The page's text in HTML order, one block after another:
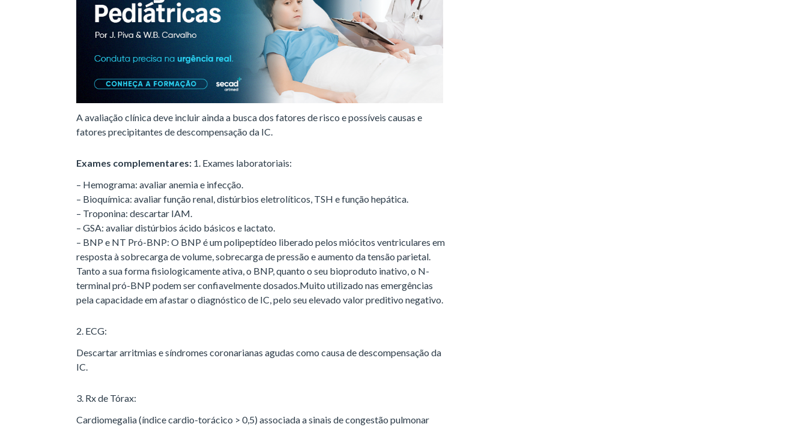
A avaliação clínica deve incluir ainda a busca dos fatores de risco e possíveis causas e
fatores precipitantes de descompensação da IC.
Exames complementares: 1. Exames laboratoriais:
– Hemograma: avaliar anemia e infecção.
– Bioquímica: avaliar função renal, distúrbios eletrolíticos, TSH e função hepática.
– Troponina: descartar IAM.
– GSA: avaliar distúrbios ácido básicos e lactato.
– BNP e NT Pró-BNP: O BNP é um polipeptídeo liberado pelos miócitos ventriculares em
resposta à sobrecarga de volume, sobrecarga de pressão e aumento da tensão parietal.
Tanto a sua forma fisiologicamente ativa, o BNP, quanto o seu bioproduto inativo, o N-
terminal pró-BNP podem ser confiavelmente dosados.Muito utilizado nas emergências
pela capacidade em afastar o diagnóstico de IC, pelo seu elevado valor preditivo negativo.
2. ECG:
Descartar arritmias e síndromes coronarianas agudas como causa de descompensação da
IC.
3. Rx de Tórax:
Cardiomegalia (índice cardio-torácico > 0,5) associada a sinais de congestão pulmonar